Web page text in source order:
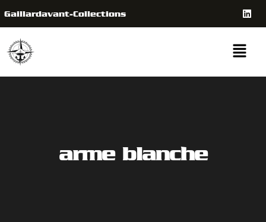
Gaillardavant-Collections
arme blanche